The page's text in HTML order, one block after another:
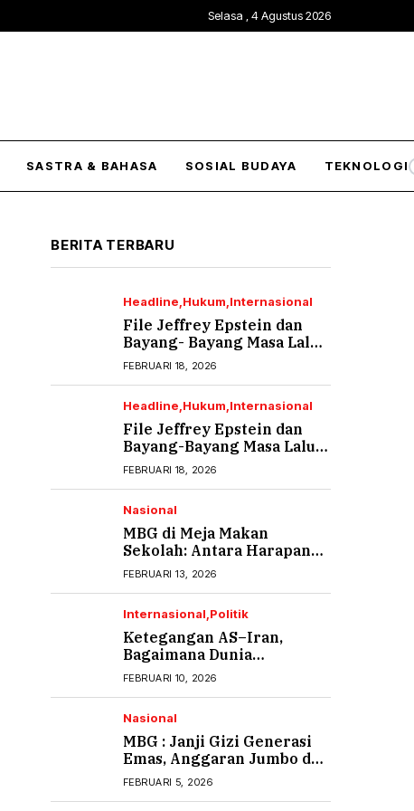
Selasa , 4 Agustus 2026
SASTRA & BAHASA SOSIAL BUDAYA TEKNOLOGI
BERITA TERBARU
Headline Hukum Internasional
File Jeffrey Epstein dan
Bayang- Bayang Masa Lalu
yang Tak Pernah Usai (2)
FEBRUARI 18, 2026
Headline Hukum Internasional
File Jeffrey Epstein dan
Bayang-Bayang Masa Lalu
yang Tak Pernah Usai (1)
FEBRUARI 18, 2026
Nasional
MBG di Meja Makan
Sekolah: Antara Harapan
Gizi dan Rasa Cemas Orang
FEBRUARI 13, 2026
Internasional Politik
Ketegangan AS–Iran,
Bagaimana Dunia
Menyikapi?
FEBRUARI 10, 2026
Nasional
MBG : Janji Gizi Generasi
Emas, Anggaran Jumbo dan
Ancaman Keracunan
FEBRUARI 5, 2026